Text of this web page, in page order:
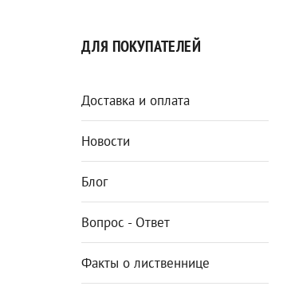
ДЛЯ ПОКУПАТЕЛЕЙ
Доставка и оплата
Новости
Блог
Вопрос - Ответ
Факты о лиственнице